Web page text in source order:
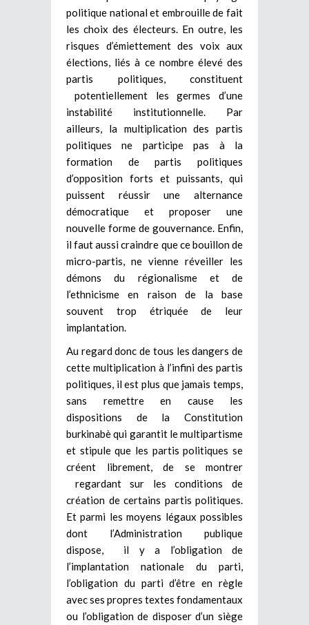
politique national et embrouille de fait
les choix des électeurs. En outre, les
risques d’émiettement des voix aux
élections, liés à ce nombre élevé des
partis politiques, constituent
potentiellement les germes d’une
instabilité institutionnelle. Par
ailleurs, la multiplication des partis
politiques ne participe pas à la
formation de partis politiques
d’opposition forts et puissants, qui
puissent réussir une alternance
démocratique et proposer une
nouvelle forme de gouvernance. Enfin,
il faut aussi craindre que ce bouillon de
micro-partis, ne vienne réveiller les
démons du régionalisme et de
l’ethnicisme en raison de la base
souvent trop étriquée de leur
implantation.
Au regard donc de tous les dangers de
cette multiplication à l’infini des partis
politiques, il est plus que jamais temps,
sans remettre en cause les
dispositions de la Constitution
burkinabè qui garantit le multipartisme
et stipule que les partis politiques se
créent librement, de se montrer
regardant sur les conditions de
création de certains partis politiques.
Et parmi les moyens légaux possibles
dont l’Administration publique
dispose, il y a l’obligation de
l’implantation nationale du parti,
l’obligation du parti d’être en règle
avec ses propres textes fondamentaux
ou l’obligation de disposer d’un siège